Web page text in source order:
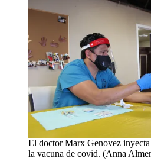
El doctor Marx Genovez
la vacuna de covid. (Anna